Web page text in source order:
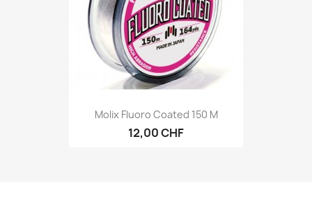
Molix Fluoro Coated 150 M
12,00 CHF